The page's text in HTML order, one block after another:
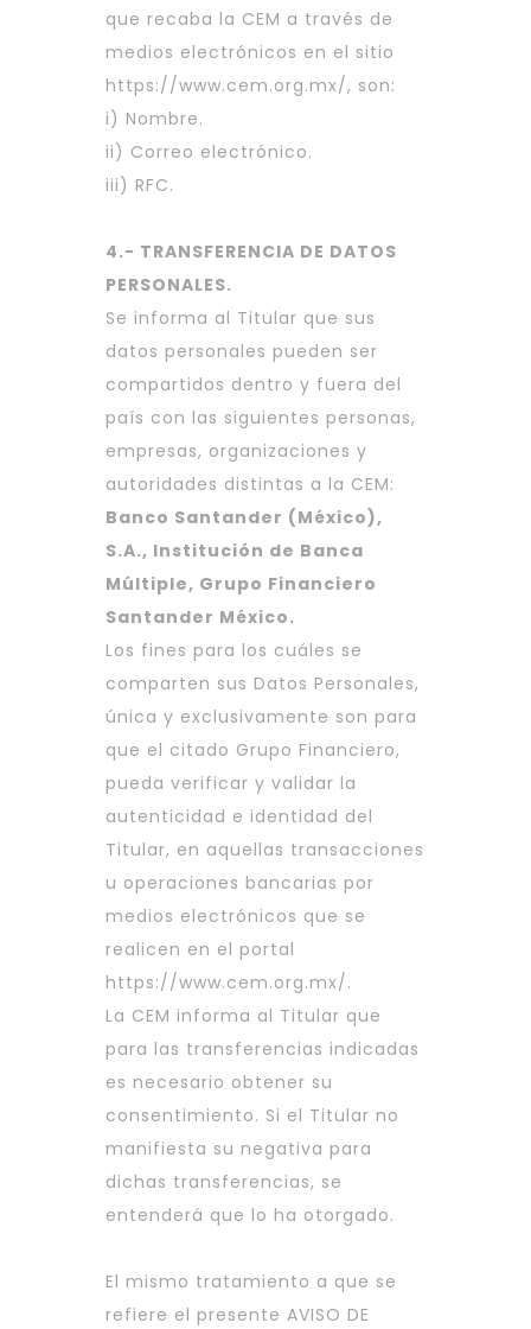
que recaba la CEM a través de
medios electrónicos en el sitio
https://www.cem.org.mx/, son:
i) Nombre.
ii) Correo electrónico.
iii) RFC.
4.- TRANSFERENCIA DE DATOS
PERSONALES.
Se informa al Titular que sus
datos personales pueden ser
compartidos dentro y fuera del
país con las siguientes personas,
empresas, organizaciones y
autoridades distintas a la CEM:
Banco Santander (México),
S.A., Institución de Banca
Múltiple, Grupo Financiero
Santander México.
Los fines para los cuáles se
comparten sus Datos Personales,
única y exclusivamente son para
que el citado Grupo Financiero,
pueda verificar y validar la
autenticidad e identidad del
Titular, en aquellas transacciones
u operaciones bancarias por
medios electrónicos que se
realicen en el portal
https://www.cem.org.mx/ .
La CEM informa al Titular que
para las transferencias indicadas
es necesario obtener su
consentimiento. Si el Titular no
manifiesta su negativa para
dichas transferencias, se
entenderá que lo ha otorgado.
El mismo tratamiento a que se
refiere el presente AVISO DE